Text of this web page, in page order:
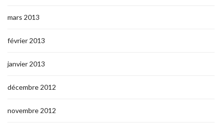
mars 2013
février 2013
janvier 2013
décembre 2012
novembre 2012